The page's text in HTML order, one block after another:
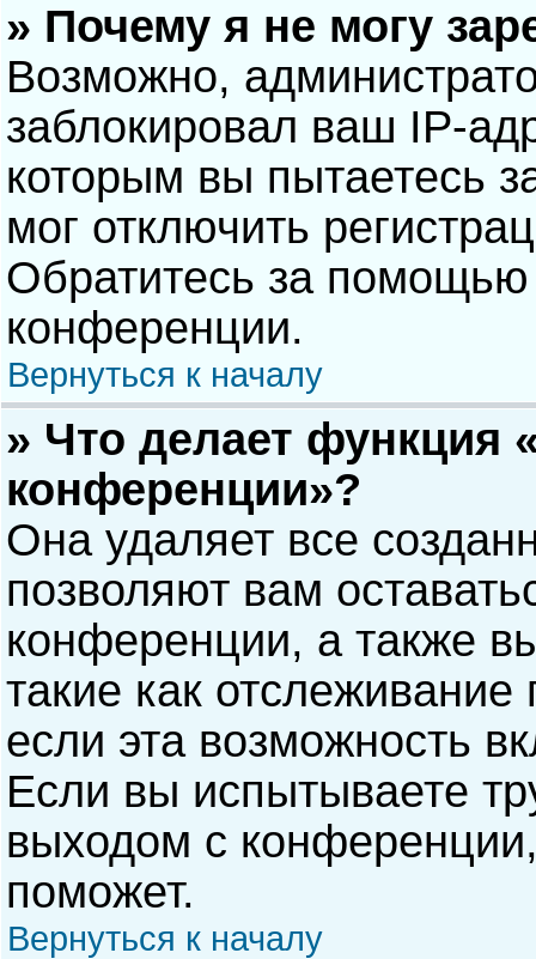
» Почему я не могу
Возможно,
заблокировал ваш IP-
которым вы пытаетесь
мог отключить
Обратитесь за помощью
конференции.
Вернуться к началу
» Что делает функция
конференции»?
Она удаляет все
позволяют вам
конференции, а также
такие как
если эта возможность
Если вы испытываете
выходом с
поможет.
Вернуться к началу